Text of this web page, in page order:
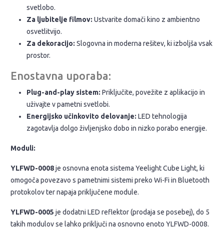
svetlobo.
Za ljubitelje filmov: Ustvarite domači kino z ambientno
osvetlitvijo.
Za dekoracijo: Slogovna in moderna rešitev, ki izboljša vsak
prostor.
Enostavna uporaba:
Plug-and-play sistem: Priključite, povežite z aplikacijo in
uživajte v pametni svetlobi.
Energijsko učinkovito delovanje: LED tehnologija
zagotavlja dolgo življenjsko dobo in nizko porabo energije.
Moduli:
YLFWD-0008je osnovna enota sistema Yeelight Cube Light, ki
omogoča povezavo s pametnimi sistemi preko Wi-Fi in Bluetooth
protokolov ter napaja priključene module.
YLFWD-0005 je dodatni LED reflektor (prodaja se posebej), do 5
takih modulov se lahko priključi na osnovno enoto YLFWD-0008.